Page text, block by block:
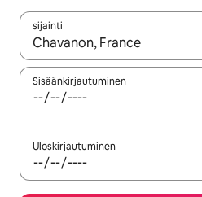
sijainti
Kun tulokset ovat saatavilla,
Sisäänkirjautuminen
Uloskirjautuminen